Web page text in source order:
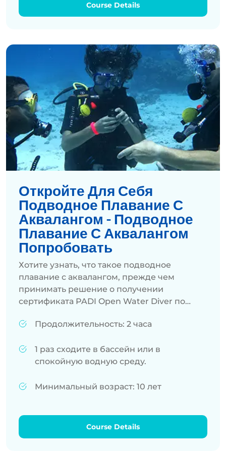
погружения с аквалангом не требуется.
Course Details
Откройте Для Себя
Подводное Плавание С
Аквалангом - Подводное
Плавание С Аквалангом
Попробовать
Хотите узнать, что такое подводное
плавание с аквалангом, прежде чем
принимать решение о получении
сертификата PADI Open Water Diver по
время погружения с аквалангом Discover
заняться подводным плаванием в
бассейне или спокойной водной среде.
PADI® предоставит вам снаряжение для
и ответит на любые ваши вопросы.
Продолжительность: 2 часа
1 раз сходите в бассейн или в
спокойную водную среду.
Минимальный возраст: 10 лет
Course Details